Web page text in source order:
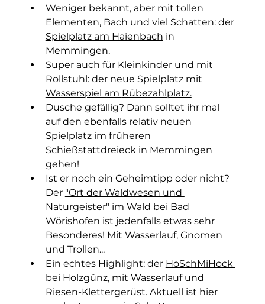
Weniger bekannt, aber mit tollen
Elementen, Bach und viel Schatten: der
Spielplatz am Haienbach in
Memmingen.
Super auch für Kleinkinder und mit
Rollstuhl: der neue Spielplatz mit
Wasserspiel am Rübezahlplatz.
Dusche gefällig? Dann solltet ihr mal
auf den ebenfalls relativ neuen
Spielplatz im früheren
Schießstattdreieck in Memmingen
gehen!
Ist er noch ein Geheimtipp oder nicht?
Der "Ort der Waldwesen und
Naturgeister" im Wald bei Bad
Wörishofen ist jedenfalls etwas sehr
Besonderes! Mit Wasserlauf, Gnomen
und Trollen...
Ein echtes Highlight: der HoSchMiHock
bei Holzgünz, mit Wasserlauf und
Riesen-Klettergerüst. Aktuell ist hier